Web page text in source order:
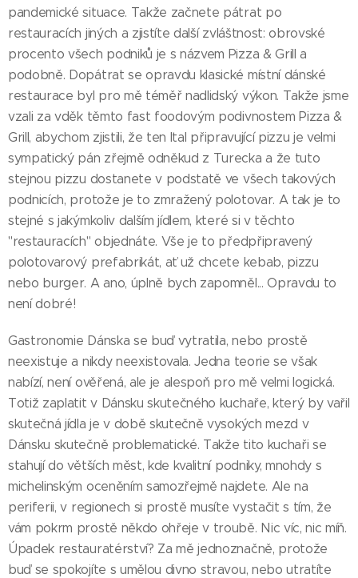
pandemické situace. Takže začnete pátrat po
restauracích jiných a zjistíte další zvláštnost: obrovské
procento všech podniků je s názvem Pizza & Grill a
podobně. Dopátrat se opravdu klasické místní dánské
restaurace byl pro mě téměř nadlidský výkon. Takže jsme
vzali za vděk těmto fast foodovým podivnostem Pizza &
Grill, abychom zjistili, že ten Ital připravující pizzu je velmi
sympatický pán zřejmě odněkud z Turecka a že tuto
stejnou pizzu dostanete v podstatě ve všech takových
podnicích, protože je to zmražený polotovar. A tak je to
stejné s jakýmkoliv dalším jídlem, které si v těchto
"restauracích" objednáte. Vše je to předpřipravený
polotovarový prefabrikát, ať už chcete kebab, pizzu
nebo burger. A ano, úplně bych zapomněl... Opravdu to
není dobré!
Gastronomie Dánska se buď vytratila, nebo prostě
neexistuje a nikdy neexistovala. Jedna teorie se však
nabízí, není ověřená, ale je alespoň pro mě velmi logická.
Totiž zaplatit v Dánsku skutečného kuchaře, který by vařil
skutečná jídla je v době skutečně vysokých mezd v
Dánsku skutečně problematické. Takže tito kuchaři se
stahují do větších měst, kde kvalitní podniky, mnohdy s
michelinským oceněním samozřejmě najdete. Ale na
periferii, v regionech si prostě musíte vystačit s tím, že
vám pokrm prostě někdo ohřeje v troubě. Nic víc, nic míň.
Úpadek restauratérství? Za mě jednoznačně, protože
buď se spokojíte s umělou divno stravou, nebo utratíte